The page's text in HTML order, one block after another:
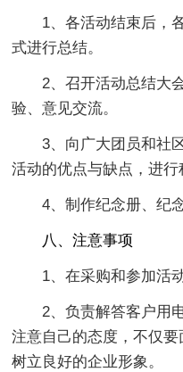
1、各活动结束后，各
式进行总结。
2、召开活动总结大会
验、意见交流。
3、向广大团员和社区
活动的优点与缺点，进行
4、制作纪念册、纪念
八、注意事项
1、在采购和参加活动
2、负责解答客户用电
注意自己的态度，不仅要
树立良好的企业形象。